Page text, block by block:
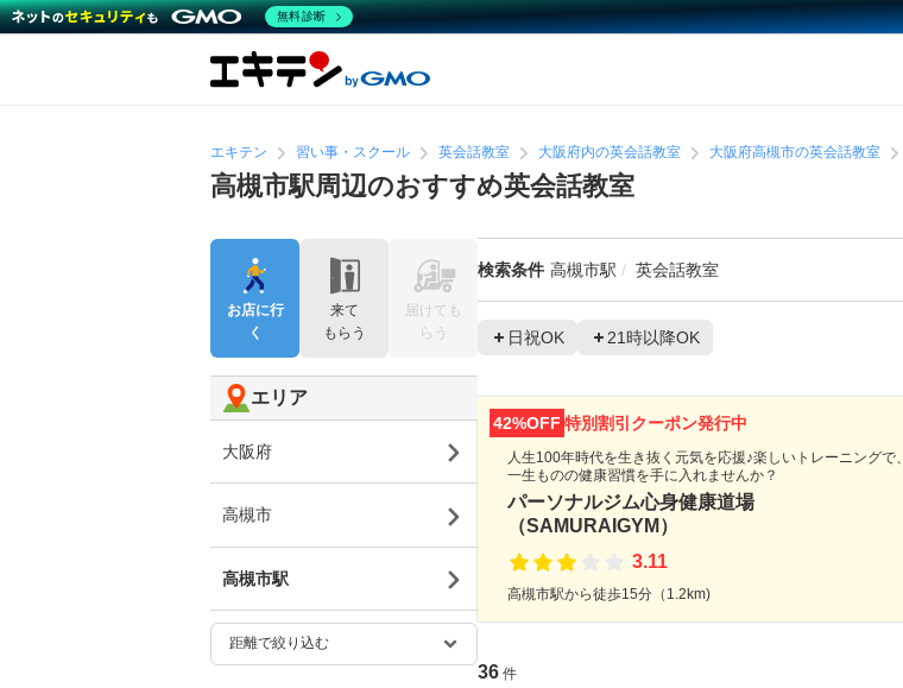
エキテン 習い事・スクール 英会話教室 大阪府内の英会話教室 大阪府高槻市の英会話教室
高槻市駅周辺のおすすめ英会話教室
検索条件 高槻市駅 英会話教室
日祝OK 21時以降OK
42%OFF 特別割引クーポン発行中
人生100年時代を生き抜く元気を応援♪楽しいトレーニングで、
一生ものの健康習慣を手に入れませんか？
パーソナルジム心身健康道場
（SAMURAIGYM）
3.11
高槻市駅から徒歩15分（1.2km)
36 件
お店に行
く
来て
もらう
届けても
らう
エリア
大阪府
高槻市
高槻市駅
無料診断